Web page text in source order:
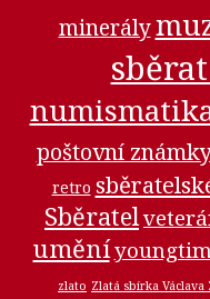
minerály
poštovní
retro
Sběratel
umění
zlato Zlatá sbírka Václava